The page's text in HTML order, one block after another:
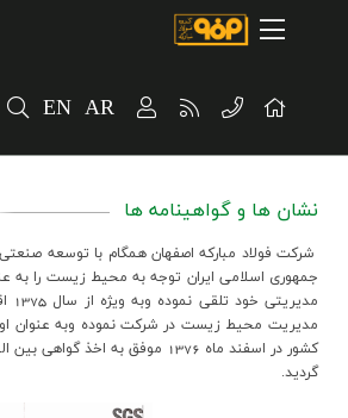
AR
EN
مسیر ماندگار
فروش و مشتریان
ارتباطات و توسعه برند
مسئولیت های
نشان ها و گواهینامه ها
شركت فولاد مباركه اصفهان همگام با توسعه
جمهوري اسلامي ايران توجه به محيط زيست را به
مديريت محيط زيست در شركت نموده وبه عنوان
گرديد.